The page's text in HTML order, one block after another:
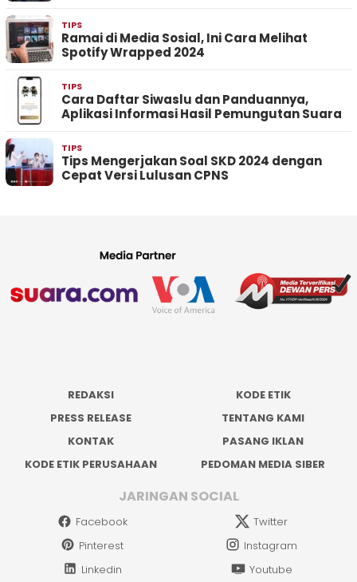
TIPS
Ramai di Media Sosial, Ini Cara Melihat
Spotify Wrapped 2024
TIPS
Cara Daftar Siwaslu dan Panduannya,
Aplikasi Informasi Hasil Pemungutan Suara
TIPS
Tips Mengerjakan Soal SKD 2024 dengan
Cepat Versi Lulusan CPNS
REDAKSI
KODE ETIK
PRESS RELEASE
TENTANG KAMI
KONTAK
PASANG IKLAN
KODE ETIK PERUSAHAAN
PEDOMAN MEDIA SIBER
JARINGAN SOCIAL
Facebook
Twitter
Pinterest
Instagram
Linkedin
Youtube